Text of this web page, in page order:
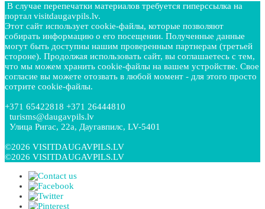
В случае перепечатки материалов требуется гиперссылка на
портал visitdaugavpils.lv.
Этот сайт использует cookie-файлы, которые позволяют
собирать информацию о его посещении. Полученные данные
могут быть доступны нашим проверенным партнерам (третьей
стороне). Продолжая использовать сайт, вы соглашаетесь с тем,
что мы можем хранить cookie-файлы на вашем устройстве. Свое
согласие вы можете отозвать в любой момент - для этого просто
сотрите cookie-файлы.
+371 65422818 +371 26444810
turisms@daugavpils.lv
Улица Ригас, 22a, Даугавпилс, LV-5401
©2026 VISITDAUGAVPILS.LV
©2026 VISITDAUGAVPILS.LV